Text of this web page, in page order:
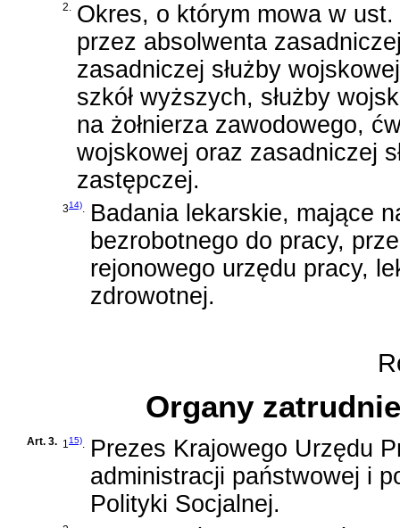
2. Okres, o którym mowa w
przez absolwenta
zasadniczej służby
szkół wyższych, służby
na żołnierza zawodowego,
wojskowej oraz zasadniczej
zastępczej.
314). Badania lekarskie, mające
bezrobotnego do pracy,
rejonowego urzędu pracy,
zdrowotnej.
Organy
Art. 3. 115). Prezes Krajowego Urzędu
administracji państwowej i
Polityki Socjalnej.